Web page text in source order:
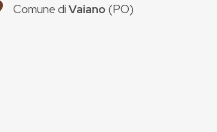
Comune diVaiano(PO)